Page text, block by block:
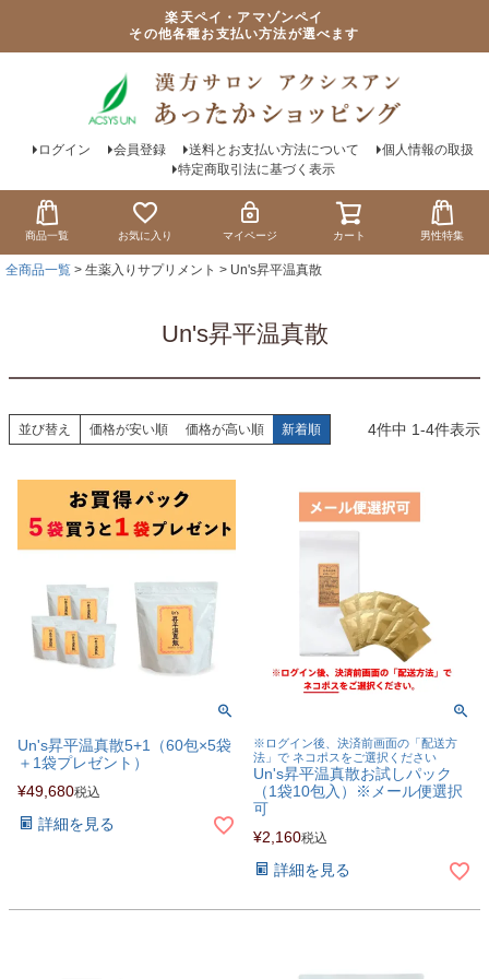
楽天ペイ・アマゾンペイ
その他各種お支払い方法が選べます
ログイン 会員登録 送料とお支払い方法について
個人情報の取扱
特定商取引法に基づく表示
商品一覧 お気に入り マイページ カート 男性特集
全商品一覧 生薬入りサプリメント Un's昇平温真散
Un's昇平温真散
並び替え 価格が安い順 価格が高い順 新着順 4件中 1-4件表示
Un's昇平温真散5+1（60包×5袋
＋1袋プレゼント）
¥49,680税込
詳細を見る
※ログイン後、決済前画面の「配送方
法」で ネコポスをご選択ください
Un's昇平温真散お試しパック
（1袋10包入）※メール便選択
可
¥2,160税込
詳細を見る